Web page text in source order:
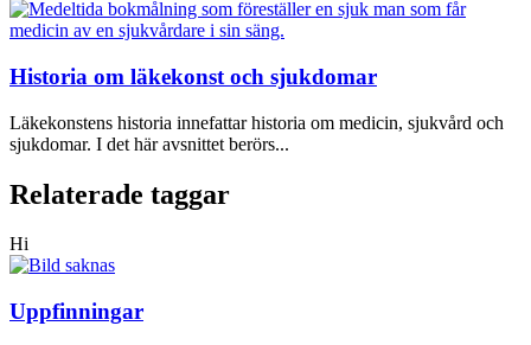
Historia om läkekonst och sjukdomar
Läkekonstens historia innefattar historia om medicin, sjukvård och
sjukdomar. I det här avsnittet berörs...
Relaterade taggar
Hi
Uppfinningar